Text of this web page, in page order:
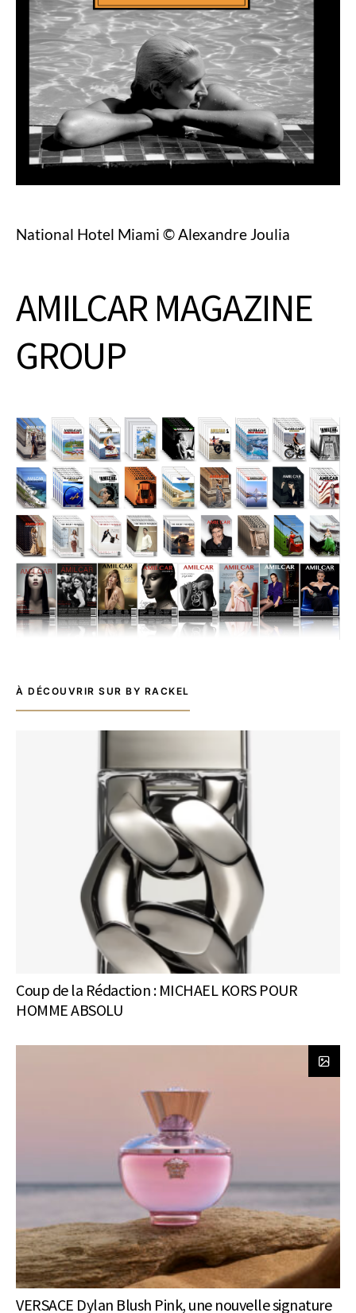
National Hotel Miami © Alexandre Joulia
AMILCAR MAGAZINE
GROUP
À DÉCOUVRIR SUR BY RACKEL
Coup de la Rédaction : MICHAEL KORS POUR
HOMME ABSOLU
VERSACE Dylan Blush Pink, une nouvelle signature